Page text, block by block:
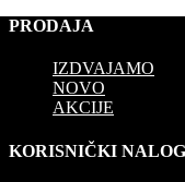
PRODAJA
IZDVAJAMO
NOVO
AKCIJE
KORISNIČKI NALOG